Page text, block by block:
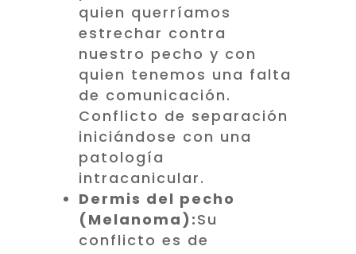
quien querríamos
estrechar contra
nuestro pecho y con
quien tenemos una falta
de comunicación.
Conflicto de separación
iniciándose con una
patología
intracanicular.
Dermis del pecho
(Melanoma):Su
conflicto es de